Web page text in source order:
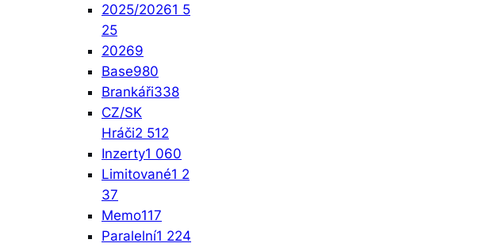
2025/20261 5
25
20269
Base980
Brankáři338
CZ/SK
Hráči2 512
Inzerty1 060
Limitované1 2
37
Memo117
Paralelní1 224